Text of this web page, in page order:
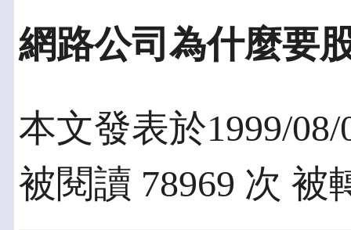
網路公司為什麼要
本文發表於1999/08/
被閱讀 78969 次 被